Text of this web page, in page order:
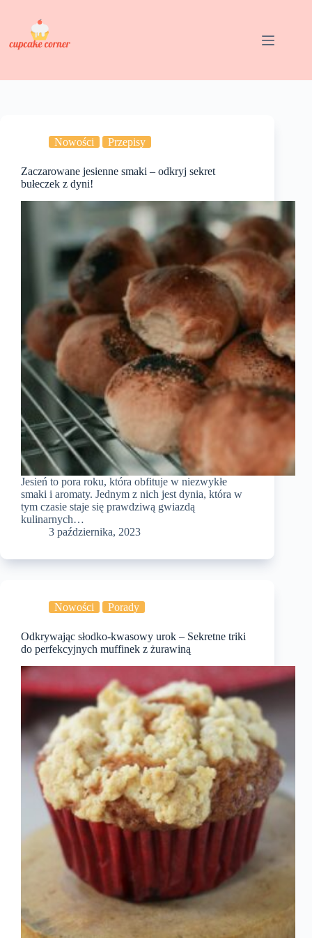
Nowości Przepisy
Zaczarowane jesienne smaki – odkryj sekret
bułeczek z dyni!
Jesień to pora roku, która obfituje w niezwykłe
smaki i aromaty. Jednym z nich jest dynia, która w
tym czasie staje się prawdziwą gwiazdą
kulinarnych…
3 października, 2023
Nowości Porady
Odkrywając słodko-kwasowy urok – Sekretne triki
do perfekcyjnych muffinek z żurawiną